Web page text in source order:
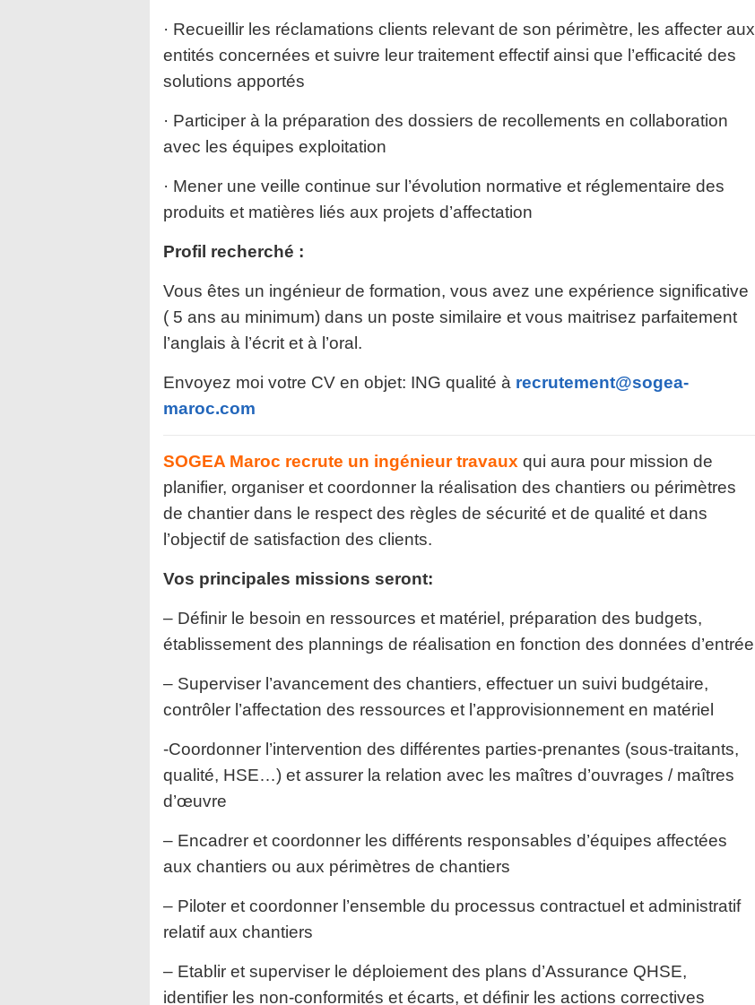
· Recueillir les réclamations clients relevant de son périmètre, les affecter aux
entités concernées et suivre leur traitement effectif ainsi que l’efficacité des
solutions apportés
· Participer à la préparation des dossiers de recollements en collaboration
avec les équipes exploitation
· Mener une veille continue sur l’évolution normative et réglementaire des
produits et matières liés aux projets d’affectation
Profil recherché :
Vous êtes un ingénieur de formation, vous avez une expérience significative
( 5 ans au minimum) dans un poste similaire et vous maitrisez parfaitement
l’anglais à l’écrit et à l’oral.
Envoyez moi votre CV en objet: ING qualité à recrutement@sogea-
maroc.com
SOGEA Maroc recrute un ingénieur travaux qui aura pour mission de
planifier, organiser et coordonner la réalisation des chantiers ou périmètres
de chantier dans le respect des règles de sécurité et de qualité et dans
l’objectif de satisfaction des clients.
Vos principales missions seront:
– Définir le besoin en ressources et matériel, préparation des budgets,
établissement des plannings de réalisation en fonction des données d’entrée
– Superviser l’avancement des chantiers, effectuer un suivi budgétaire,
contrôler l’affectation des ressources et l’approvisionnement en matériel
-Coordonner l’intervention des différentes parties-prenantes (sous-traitants,
qualité, HSE…) et assurer la relation avec les maîtres d’ouvrages / maîtres
d’œuvre
– Encadrer et coordonner les différents responsables d’équipes affectées
aux chantiers ou aux périmètres de chantiers
– Piloter et coordonner l’ensemble du processus contractuel et administratif
relatif aux chantiers
– Etablir et superviser le déploiement des plans d’Assurance QHSE,
identifier les non-conformités et écarts, et définir les actions correctives